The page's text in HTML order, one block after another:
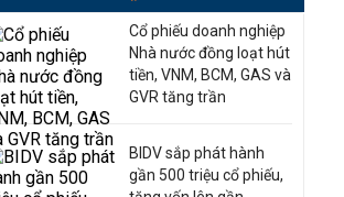
Cổ phiếu doanh nghiệp
Nhà nước đồng loạt hút
tiền, VNM, BCM, GAS và
GVR tăng trần
BIDV sắp phát hành
gần 500 triệu cổ phiếu,